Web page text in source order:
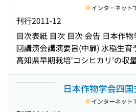
回講演会講演要旨) インドネシア
ュールにおけるサトウヤシ
生育特性とその利用(日本作物学
演会講演要旨) 香川県産良食味品
直播栽培における特性評価(日本
52回講演会講演要旨) LED照明お
ルフィルムによるR/FR比の操作
ギの生育に及ぼす影響(日本作物
講演会講演要旨) 畑地で点滴か
学会四国支部第51回講演会講演
北スラウェシ州サンギヘ島におけ
Baruk)(Arenga microcarpa
物学会四国支部第51回講演会講
西スマトラ州における稲作の問
物学会四国支部第51回講演会講
よる培地冷却がトマトの初期生育
作物学会四国支部第51回講演会
中干期間が水稲の生育・収量お
がハダカムギの収量・品質に与
間差異(日本作物学会四国支部第
登熟期におけるイネの穂の温度
ルの変化(日本作物学会四国支部
旨) ウコン属植物の根茎における
成成分の種・系統間差異(日本作物
回講演会講演要旨) ウコン属植物
細胞におけるクルクミンおよび精
作物学会四国支部第50回講演会
部第49回講演会講演要旨) 節水
ヒノヒカリの収量と食味(日本作物
回講演会講演要旨) イネ脱粒性遺
(日本作物学会四国支部第49回講
解析システム「Sunscan」による
係数の推定(日本作物学会四国支
要旨) 春播きした栽植密度の異な
る分げつ数の推移と光質との関係
支部第49回講演会講演要旨) 異
刊行2011-12
インターネット
目次表紙 目次 目次 会告 日本作
回講演会講演要旨(中扉) 水稲生
高知県早期栽培'コシヒカリ'の収
測(日本作物学会四国支部第48回
知県における水稲品種'にこまる'
物学会四国支部第48回講演会講
遮光時期が水稲品種'コシヒカリ'
日本作物学会四
インターネット